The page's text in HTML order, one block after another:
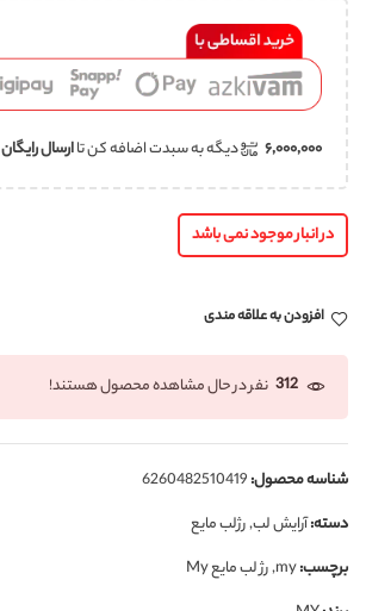
۶,۰۰۰,۰۰۰ دیگه به سبدت اضافه کن تاارسال رایگان
در انبار موجود نمی باشد
افزودن به علاقه مندی
312 نفر در حال مشاهده محصول هستند!
شناسه محصول:6260482510419
دسته:آرایش لب,رژلب مایع
برچسب:my
,رژ لب مایع My